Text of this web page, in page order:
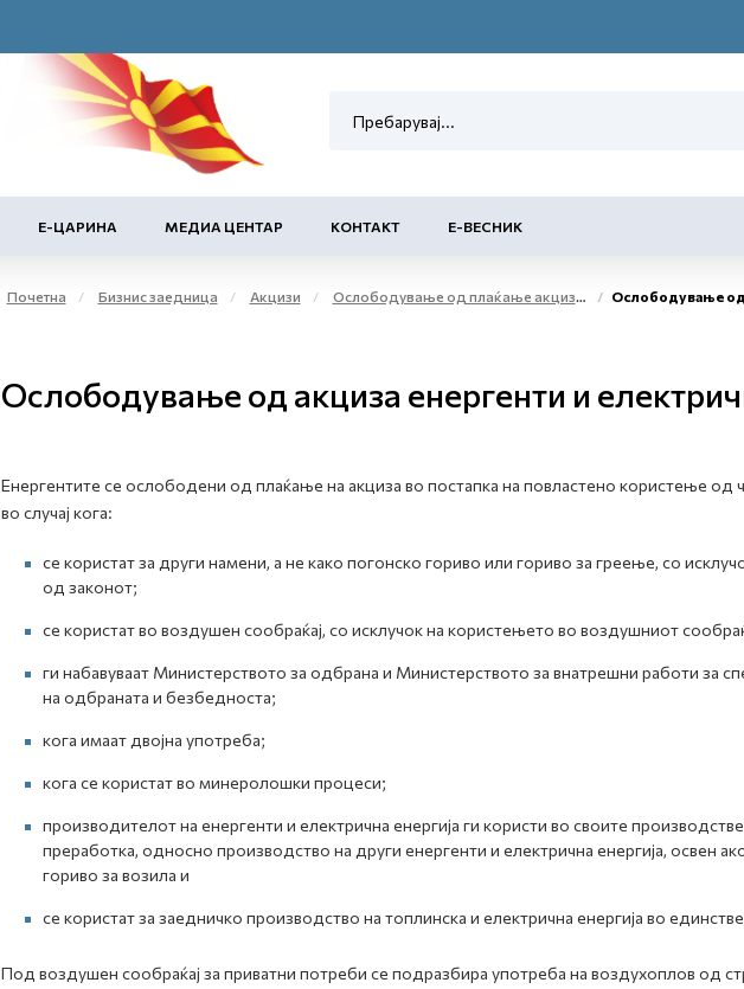
Е-ЦАРИНА МЕДИА ЦЕНТАР КОНТАКТ Е-ВЕСНИК
Почетна Бизнис заедница Акцизи Ослободување од плаќање акциза и повластено користење на акцизни добра Ослободување од акциза
Ослободување од акциза енергенти и
Енергентите се ослободени од плаќање на акциза во постапка на повластено користење од
во случај кога:
се користат за други намени, а не како погонско гориво или гориво за греење, со
од законот;
се користат во воздушен сообраќај, со исклучок на користењето во воздушниот
ги набавуваат Министерството за одбрана и Министерството за внатрешни работи за
на одбраната и безбедноста;
кога имаат двојна употреба;
кога се користат во минеролошки процеси;
производителот на енергенти и електрична енергија ги користи во своите
преработка, односно производство на други енергенти и електрична енергија, освен
гориво за возила и
се користат за заедничко производство на топлинска и електрична енергија во
Под воздушен сообраќај за приватни потреби се подразбира употреба на воздухоплов од